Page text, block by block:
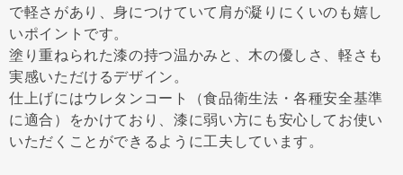
で軽さがあり、身につけていて肩が凝りにくいのも嬉し
いポイントです。
塗り重ねられた漆の持つ温かみと、木の優しさ、軽さも
実感いただけるデザイン。
仕上げにはウレタンコート（食品衛生法・各種安全基準
に適合）をかけており、漆に弱い方にも安心してお使い
いただくことができるように工夫しています。